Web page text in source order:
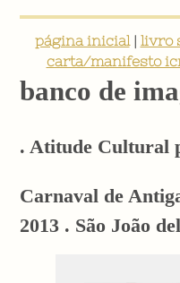
página inicial| livro
carta/manifesto
banco de
. Atitude Cultural
Carnaval de
2013 . São João